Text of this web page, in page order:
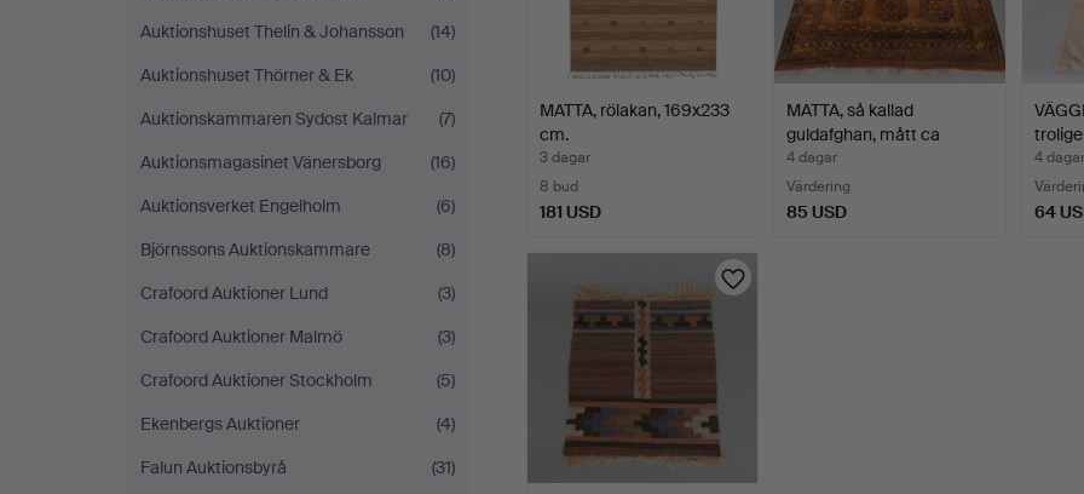
Auktionshuset Thelin & Johansson
(14)
Auktionshuset Thörner & Ek
(10)
Auktionskammaren Sydost Kalmar
(7)
Auktionsmagasinet Vänersborg
(16)
Auktionsverket Engelholm
(6)
Björnssons Auktionskammare
(8)
Crafoord Auktioner Lund
(3)
Crafoord Auktioner Malmö
(3)
Crafoord Auktioner Stockholm
(5)
Ekenbergs Auktioner
(4)
Falun Auktionsbyrå
(31)
MATTA, rölakan, 169x233
cm.
3 dagar
8 bud
181 USD
MATTA, så kallad
guldafghan, mått ca
305x2…
4 dagar
Värdering
85 USD
4 dagar
64